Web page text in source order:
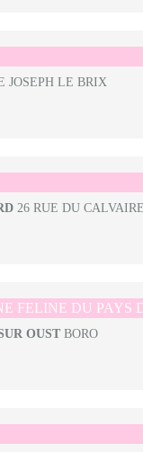
JOSEPH LE BRIX
26 RUE DU CALVAIRE
FELINE DU PAYS
OUST BORO